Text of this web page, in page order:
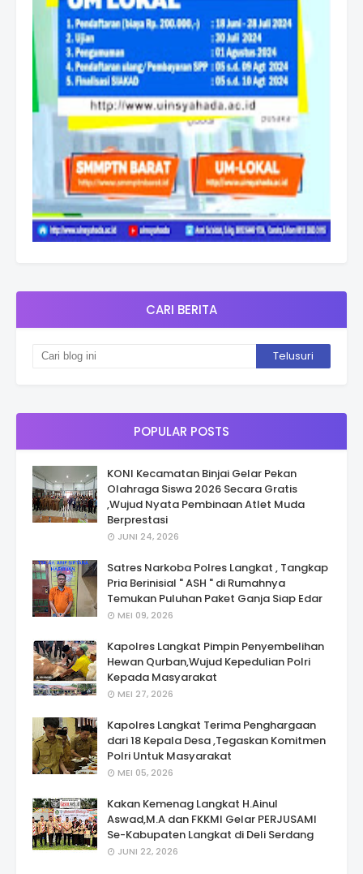
CARI BERITA
POPULAR POSTS
KONI Kecamatan Binjai Gelar Pekan
Olahraga Siswa 2026 Secara Gratis
,Wujud Nyata Pembinaan Atlet Muda
Berprestasi
JUNI 24, 2026
Satres Narkoba Polres Langkat , Tangkap
Pria Berinisial " ASH " di Rumahnya
Temukan Puluhan Paket Ganja Siap Edar
MEI 09, 2026
Kapolres Langkat Pimpin Penyembelihan
Hewan Qurban,Wujud Kepedulian Polri
Kepada Masyarakat
MEI 27, 2026
Kapolres Langkat Terima Penghargaan
dari 18 Kepala Desa ,Tegaskan Komitmen
Polri Untuk Masyarakat
MEI 05, 2026
Kakan Kemenag Langkat H.Ainul
Aswad,M.A dan FKKMI Gelar PERJUSAMI
Se-Kabupaten Langkat di Deli Serdang
JUNI 22, 2026